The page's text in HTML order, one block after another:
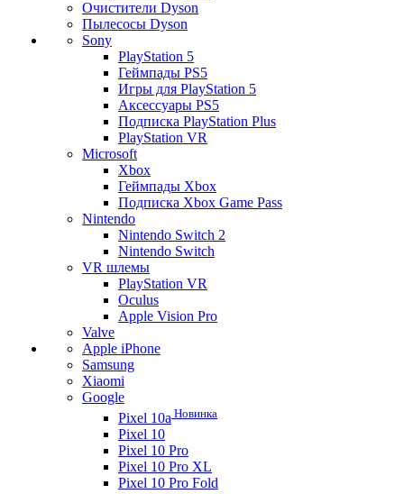
Очистители Dyson
Пылесосы Dyson
Sony
PlayStation 5
Геймпады PS5
Игры для PlayStation 5
Аксессуары PS5
Подписка PlayStation Plus
PlayStation VR
Microsoft
Xbox
Геймпады Xbox
Подписка Xbox Game Pass
Nintendo
Nintendo Switch 2
Nintendo Switch
VR шлемы
PlayStation VR
Oculus
Apple Vision Pro
Valve
Apple iPhone
Samsung
Xiaomi
Google
Pixel 10a Новинка
Pixel 10
Pixel 10 Pro
Pixel 10 Pro XL
Pixel 10 Pro Fold